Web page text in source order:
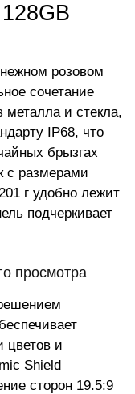
розовом
сочетание
и стекла,
IP68, что
брызгах
с размерами
г удобно лежит
подчеркивает
просмотра
цветов и
Shield
сторон 19.5:9